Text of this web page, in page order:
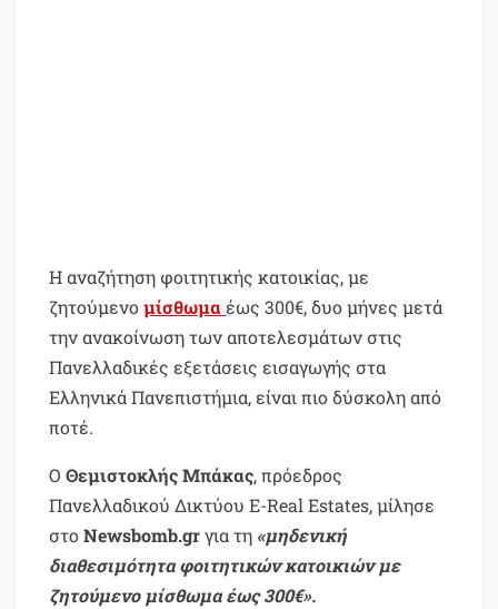
Η αναζήτηση φοιτητικής κατοικίας, με
ζητούμενομίσθωμα έως 300€, δυο μήνες μετά
την ανακοίνωση των αποτελεσμάτων στις
Πανελλαδικές εξετάσεις εισαγωγής στα
Ελληνικά Πανεπιστήμια, είναι πιο δύσκολη από
ποτέ.
ΟΘεμιστοκλής Μπάκας, πρόεδρος
Πανελλαδικού Δικτύου E-Real Estates, μίλησε
στοNewsbomb.grγια τη «μηδενική
διαθεσιμότητα φοιτητικών κατοικιών με
ζητούμενο μίσθωμα έως 300€».